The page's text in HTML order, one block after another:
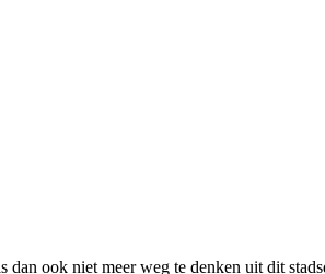
ook niet meer weg te denken uit dit